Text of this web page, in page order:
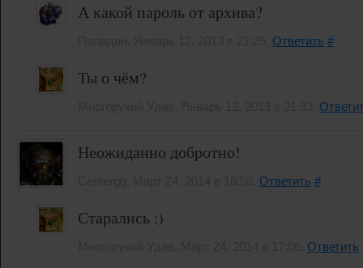
А какой пароль от архива?
Ответить #
Ты о чём?
Неожиданно добротно!
Ответить #
Старались :)
Ответить